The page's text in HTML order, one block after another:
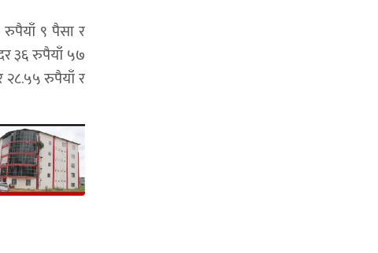
रुपैयाँ ९ पैसा र
३६ रुपैयाँ ५७
२८.५५ रुपैयाँ र